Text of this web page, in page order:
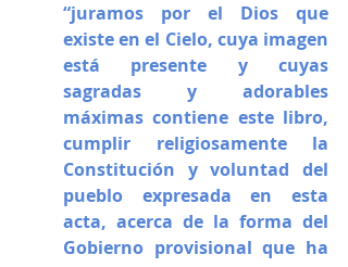
“juramos por el Dios que
existe en el Cielo, cuya imagen
está presente y cuyas
sagradas y adorables
máximas contiene este libro,
cumplir religiosamente la
Constitución y voluntad del
pueblo expresada en esta
acta, acerca de la forma del
Gobierno provisional que ha